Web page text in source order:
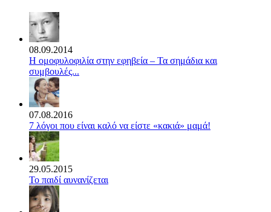
08.09.2014
Η ομοφυλοφιλία στην εφηβεία – Τα σημάδια και
συμβουλές...
07.08.2016
7 λόγοι που είναι καλό να είστε «κακιά» μαμά!
29.05.2015
Το παιδί αυνανίζεται